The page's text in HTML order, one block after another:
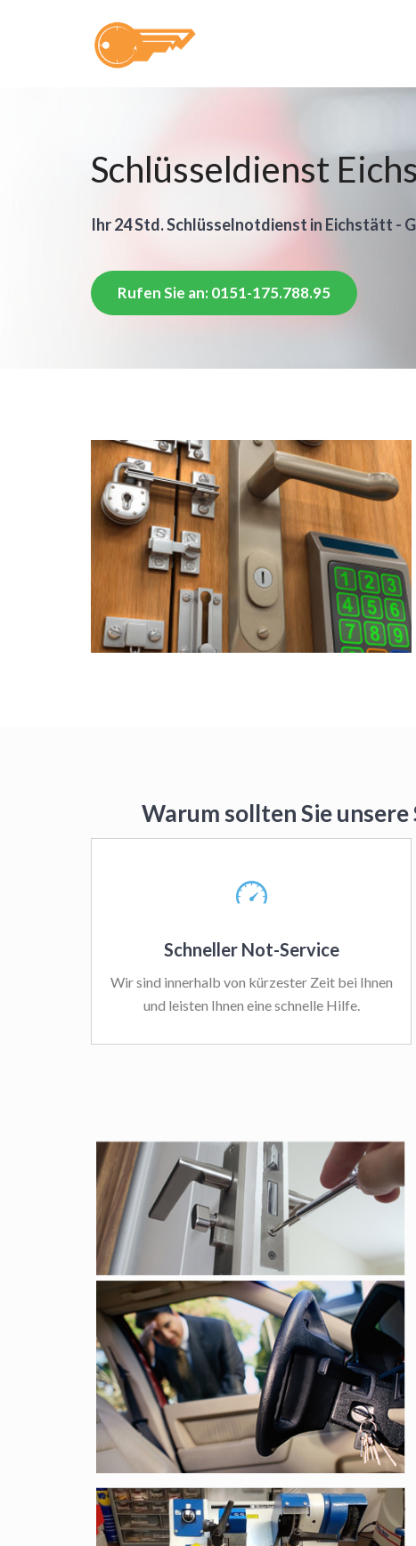
Schlüsseldienst
Ihr 24 Std. Schlüsselnotdienst in Eichstätt -
Rufen Sie an: 0151-175.788.95
Warum sollten Sie
Schneller Not-Service
Wir sind innerhalb von kürzester Zeit bei Ihnen
und leisten Ihnen eine schnelle Hilfe.